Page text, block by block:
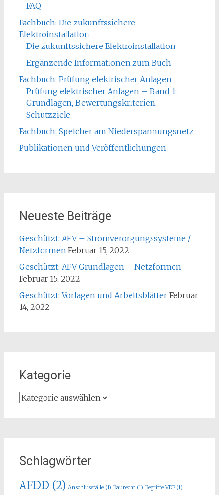
FAQ
Fachbuch: Die zukunftssichere
Elektroinstallation
Die zukunftssichere Elektroinstallation
Ergänzende Informationen zum Buch
Fachbuch: Prüfung elektrischer Anlagen
Prüfung elektrischer Anlagen – Band 1:
Grundlagen, Bewertungskriterien,
Schutzziele
Fachbuch: Speicher am Niederspannungsnetz
Publikationen und Veröffentlichungen
Neueste Beiträge
Geschützt: AFV – Stromverorgungssysteme /
Netzformen Februar 15, 2022
Geschützt: AFV Grundlagen – Netzformen
Februar 15, 2022
Geschützt: Vorlagen und Arbeitsblätter Februar
14, 2022
Kategorie
Kategorie
Schlagwörter
AFDD (2) Anschlussfälle(1) Baurecht(1) Begriffe VDE(1)